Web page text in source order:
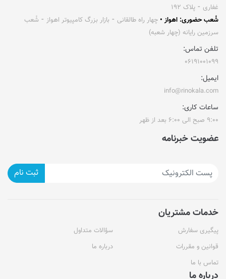
غفاری ⁃ پلاک ۱۹۲
شُعب حضوری: اهواز • چهار راه طالقانی ⁃ بازار بزرگ کامپیوتر اهواز ⁃ شُعب
سرزمین رایانه (چهار شعبه)
تلفن تماس:
۰۶۱۹۱۰۰۱۰۹۹
ایمیل:
info@rinokala.com
ساعات کاری:
۹:۰۰ صبح الی ۶:۰۰ بعد از ظهر
عضویت خبرنامه
ثبت نام
خدمات مشتریان
پیگیری سفارش
سؤالات متداول
قوانین و مقررات
درباره ما
تماس با ما
درباره ما